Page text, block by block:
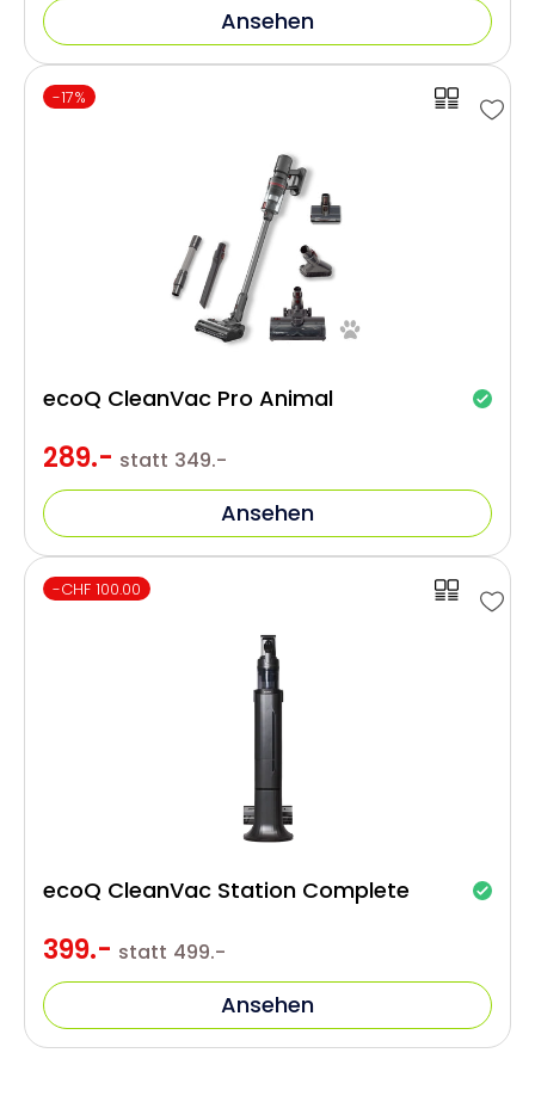
Ansehen
-17%
289.- statt 349.-
ecoQ CleanVac Pro Animal
Ansehen
-CHF 100.00
399.- statt 499.-
ecoQ CleanVac Station Complete
Ansehen